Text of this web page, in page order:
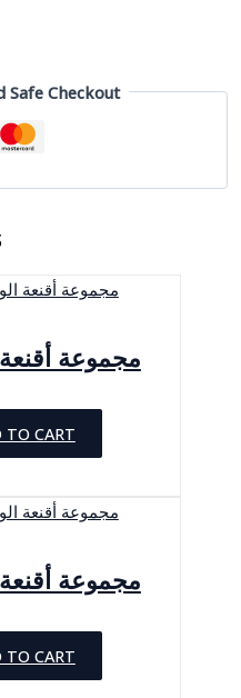
Safe Checkout
مجموعة أقنعة
TO CART
مجموعة أقنعة
TO CART